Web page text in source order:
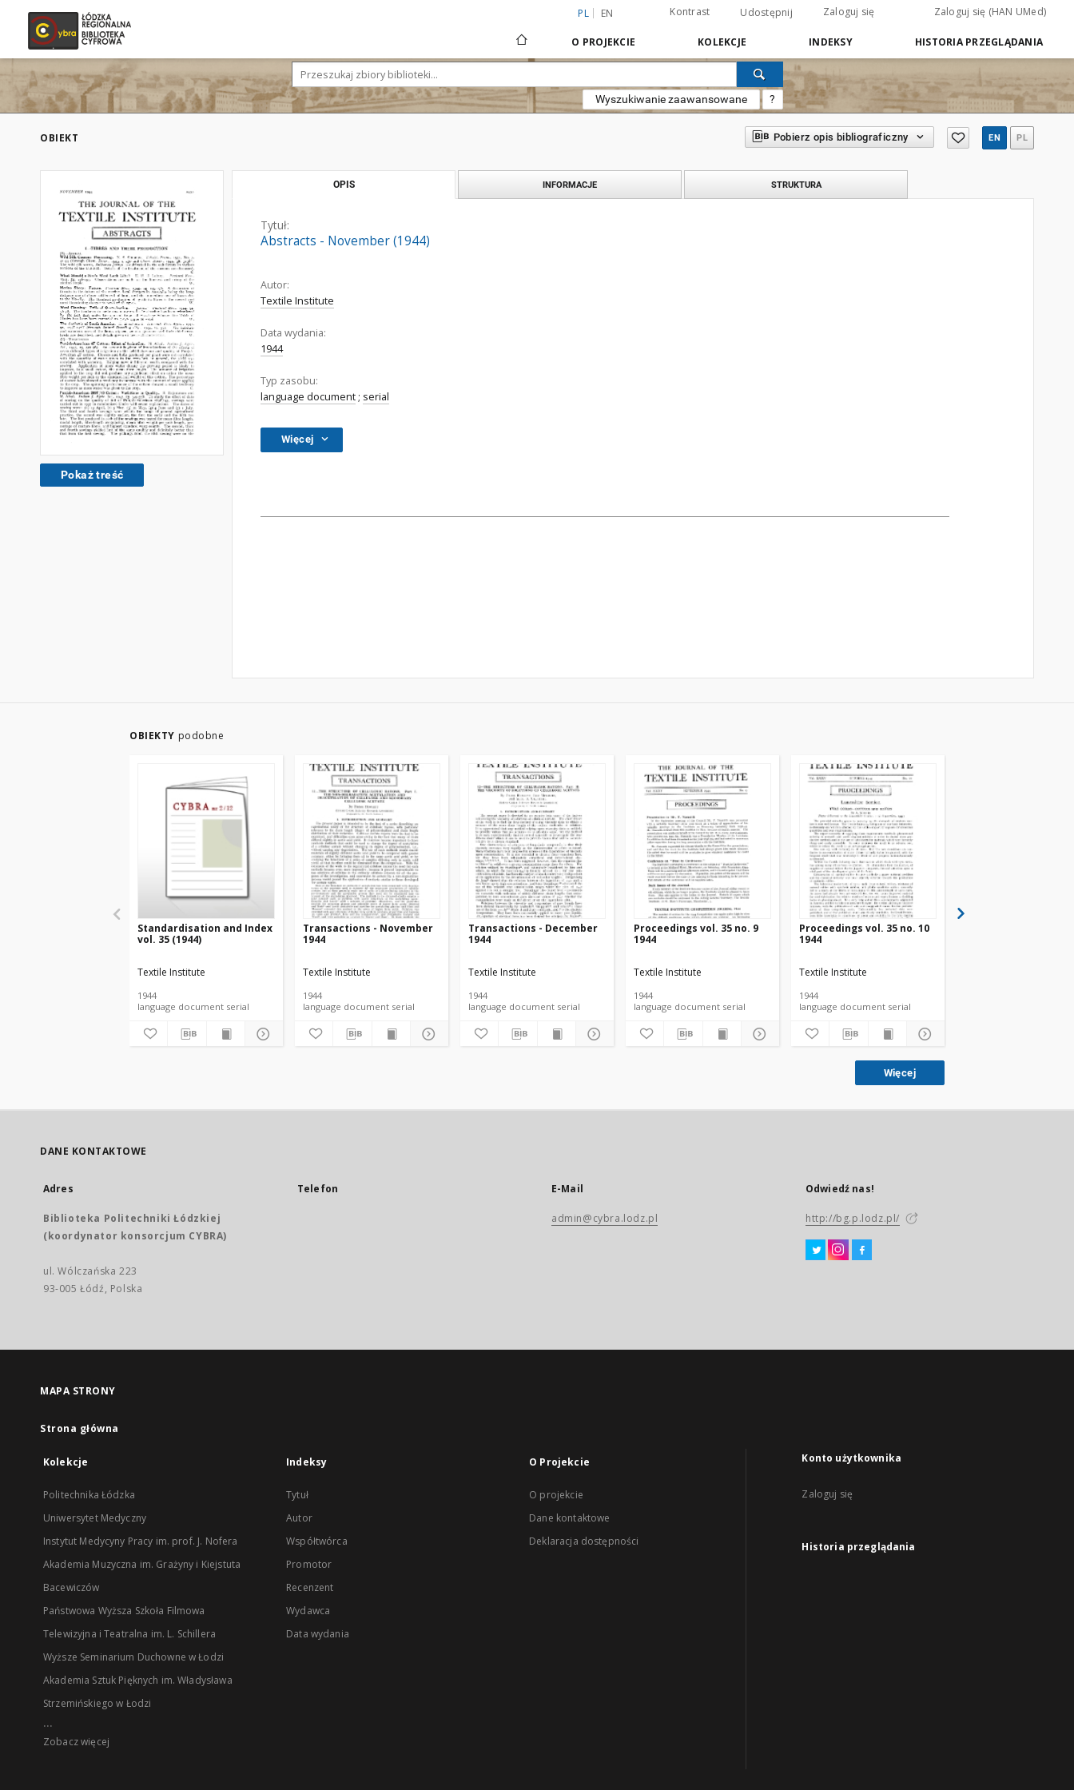
PL EN Kontrast Udostępnij Zaloguj się Zaloguj się (HAN UMed)
O PROJEKCIE KOLEKCJE INDEKSY HISTORIA PRZEGLĄDANIA
Wyszukiwanie zaawansowane ?
OBIEKT Pobierz opis bibliograficzny EN PL
Pokaż treść
OPIS INFORMACJE STRUKTURA
Tytuł:
Abstracts - November (1944)
Autor:
Textile Institute
Data wydania:
1944
Typ zasobu:
language document ; serial
Więcej
OBIEKTY podobne
Standardisation and Index
vol. 35 (1944)
Textile Institute
1944
language document serial
Transactions - November
1944
Textile Institute
1944
language document serial
Transactions - December
1944
Textile Institute
1944
language document serial
Proceedings vol. 35 no. 9
1944
Textile Institute
1944
language document serial
Proceedings vol. 35 no. 10
1944
Textile Institute
1944
language document serial
Więcej
DANE KONTAKTOWE
Adres
Biblioteka Politechniki Łódzkiej
(koordynator konsorcjum CYBRA)
ul. Wólczańska 223
93-005 Łódź, Polska
Telefon E-Mail
admin@cybra.lodz.pl
Odwiedź nas!
http://bg.p.lodz.pl/
MAPA STRONY
Strona główna
Kolekcje
Politechnika Łódzka
Uniwersytet Medyczny
Instytut Medycyny Pracy im. prof. J. Nofera
Akademia Muzyczna im. Grażyny i Kiejstuta
Bacewiczów
Państwowa Wyższa Szkoła Filmowa
Telewizyjna i Teatralna im. L. Schillera
Wyższe Seminarium Duchowne w Łodzi
Akademia Sztuk Pięknych im. Władysława
Strzemińskiego w Łodzi
...
Zobacz więcej
Indeksy
Tytuł
Autor
Współtwórca
Promotor
Recenzent
Wydawca
Data wydania
O Projekcie
O projekcie
Dane kontaktowe
Deklaracja dostępności
Konto użytkownika
Zaloguj się
Historia przeglądania